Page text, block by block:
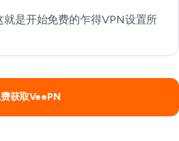
是开始免费的乍得VPN设置所
获取VeePN